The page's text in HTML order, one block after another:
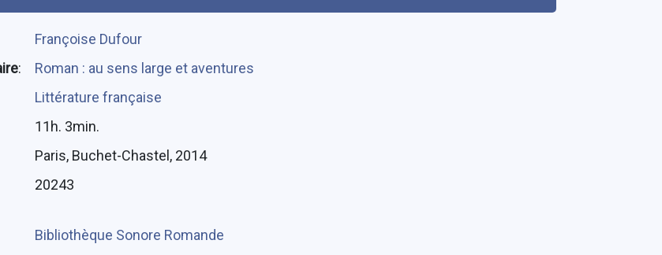
Françoise Dufour
:
Roman : au sens large et aventures
Littérature française
11h. 3min.
Paris, Buchet-Chastel, 2014
20243
Bibliothèque Sonore Romande